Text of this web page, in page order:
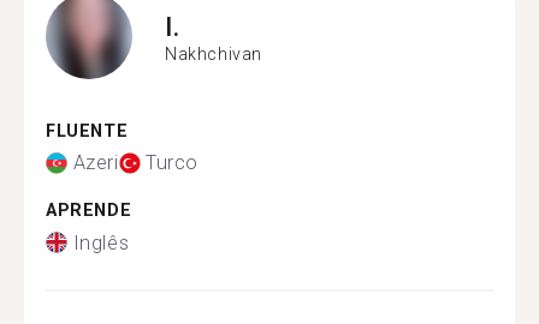
I.
Nakhchivan
FLUENTE
Azeri Turco
APRENDE
Inglês